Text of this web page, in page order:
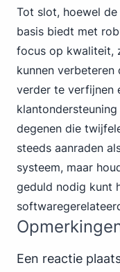
Tot slot, hoewel
basis biedt met
focus op kwaliteit,
kunnen
verder te verfijnen
degenen die
steeds aanraden
systeem, maar
geduld nodig kunt
Een reactie